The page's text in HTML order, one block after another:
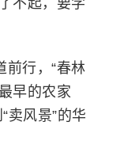
不起，要学
前行，“春林
早的农家
卖风景”的华